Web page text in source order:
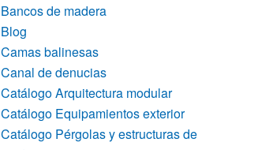
Bancos de madera
Blog
Camas balinesas
Canal de denucias
Catálogo Arquitectura modular
Catálogo Equipamientos exterior
Catálogo Pérgolas y estructuras de